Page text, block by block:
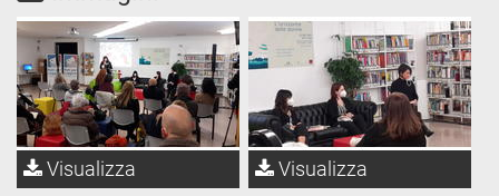
Visualizza Visualizza